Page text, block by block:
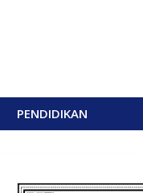
PENDIDIKAN